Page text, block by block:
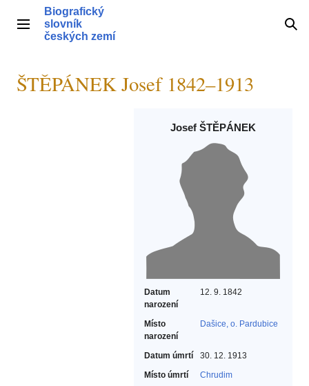
obsahHlavní menu
Biografický
slovník
českých zemí
ŠTĚPÁNEK Josef 1842–1913
Josef ŠTĚPÁNEK
Datum
narození
12. 9. 1842
Místo
narození
Dašice, o. Pardubice
Datum úmrtí
30. 12. 1913
Místo úmrtí
Chrudim